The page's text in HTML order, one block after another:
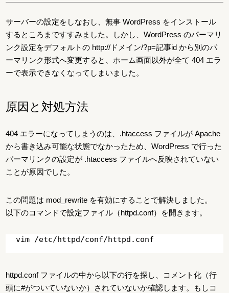
サーバーの設定をしなおし、無事 WordPress をインストール
するところまですすみました。しかし、WordPress のパーマリ
ンク設定をデフォルトの http://ドメイン/?p=記事id から別のパ
ーマリンク形式へ変更すると、ホーム画面以外が全て 404 エラ
ーで表示できなくなってしまいました。
原因と対処方法
404 エラーになってしまうのは、.htaccess ファイルが Apache
から書き込み可能な状態でなかったため、WordPress で行った
パーマリンクの設定が .htaccess ファイルへ反映されていない
ことが原因でした。
この問題は mod_rewrite を有効にすることで解決しました。
以下のコマンドで設定ファイル（httpd.conf）を開きます。
httpd.conf ファイルの中から以下の行を探し、コメント化（行
頭に#がついていないか）されていないか確認します。もしコ